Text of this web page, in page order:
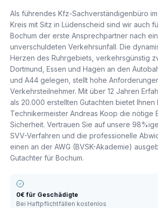
Als führendes Kfz-Sachverständigenbüro
Kreis mit Sitz in Lüdenscheid sind wir auch
Bochum der erste Ansprechpartner nach
unverschuldeten Verkehrsunfall. Die
Herzen des Ruhrgebiets, verkehrsgünstig
Dortmund, Essen und Hagen an den
und A44 gelegen, stellt hohe
Verkehrsteilnehmer. Mit über 12 Jahren
als 20.000 erstellten Gutachten bietet Ihnen
Technikermeister Andreas Koop die nötige
Sicherheit. Vertrauen Sie auf unsere
SVV-Verfahren und die professionelle
einen an der AWG (BVSK-Akademie)
Gutachter für Bochum.
0€ für Geschädigte
Bei Haftpflichtfällen kostenlos